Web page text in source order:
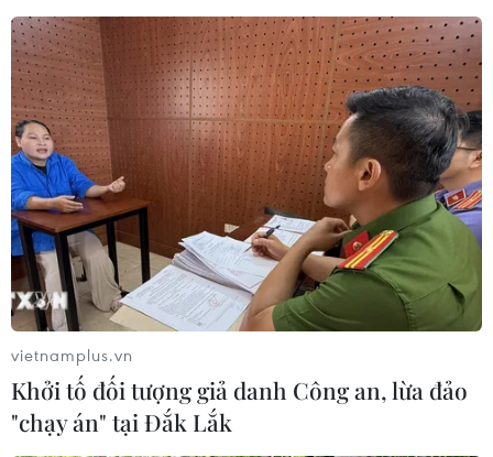
vietnamplus.vn
Khởi tố đối tượng giả danh Công an, lừa đảo
"chạy án" tại Đắk Lắk